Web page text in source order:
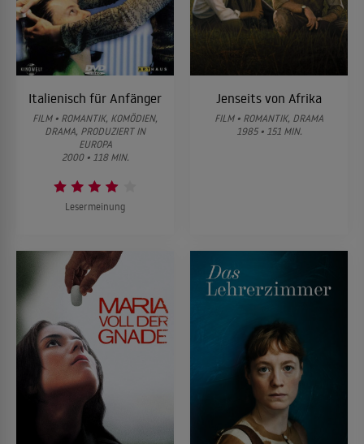
Italienisch für Anfänger
FILM • ROMANTIK, KOMÖDIEN,
DRAMA, PRODUZIERT IN
EUROPA
2000 • 118 MIN.
Lesermeinung
Jenseits von Afrika
FILM • ROMANTIK, DRAMA
1985 • 151 MIN.